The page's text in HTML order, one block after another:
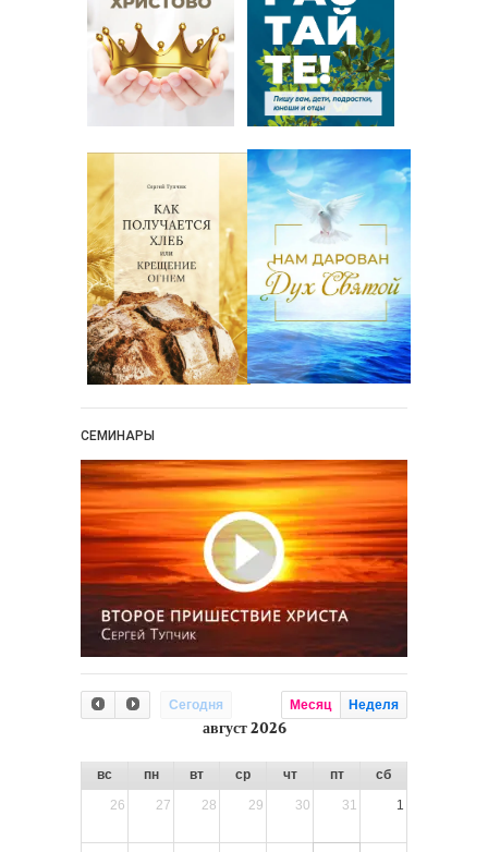
СЕМИНАРЫ
Сегодня Месяц Неделя
август 2026
вс пн вт ср чт пт
сб
26
27 28 29 30 31 1